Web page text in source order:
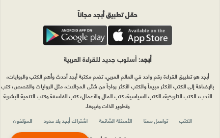
حمّل تطبيق أبجد مجاناً
أبجد: أسلوب جديد للقراءة العربية
أبجد هو تطبيق القراءة رقم واحد في العالم العربي. تضم مكتبة أبجد أحدث وأهم الكتب والروايات،
بالإضافة إلى الكتب الأكثر مبيعاً والكتب الأكثر رواجاً من شتّى المجالات، مثل الروايات والقصص، كتب
الأدب، الكتب التاريخية، الكتب السياسية، كتب المال والأعمال، كتب الفلسفة وكتب التنمية البشرية
وتطوير الذات وغيرها.
الكتب
تواصل معنا الأسئلة الشائعة اشتراك أبجد بلا حدود
المؤلفون